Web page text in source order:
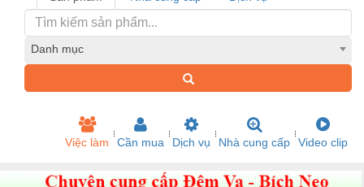
Danh mục
Việc làm Cần mua Dịch vụ Nhà cung cấp Video clip